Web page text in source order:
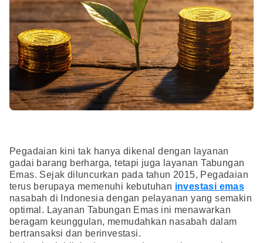
Pegadaian kini tak hanya dikenal dengan layanan
gadai barang berharga, tetapi juga layanan Tabungan
Emas. Sejak diluncurkan pada tahun 2015, Pegadaian
terus berupaya memenuhi kebutuhan investasi emas
nasabah di Indonesia dengan pelayanan yang semakin
optimal. Layanan Tabungan Emas ini menawarkan
beragam keunggulan, memudahkan nasabah dalam
bertransaksi dan berinvestasi.